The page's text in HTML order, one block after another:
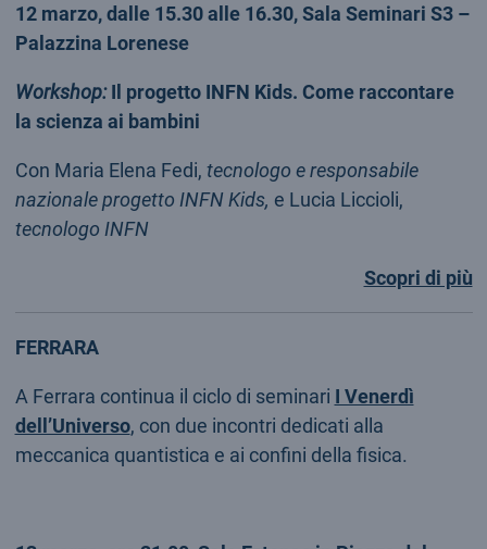
12 marzo, dalle 15.30 alle 16.30, Sala Seminari S3 –
Palazzina Lorenese
Workshop:Il progetto INFN Kids. Come raccontare
la scienza ai bambini
Con Maria Elena Fedi, tecnologo e responsabile
nazionale progetto INFN Kids, e Lucia Liccioli,
tecnologo INFN
Scopri di più
FERRARA
A Ferrara continua il ciclo di seminari I Venerdì
dell’Universo, con due incontri dedicati alla
meccanica quantistica e ai confini della fisica.